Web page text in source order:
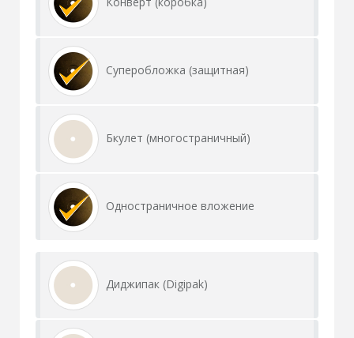
Суперобложка (защитная)
Бкулет (многостраничный)
Одностраничное вложение
Диджипак (Digipak)